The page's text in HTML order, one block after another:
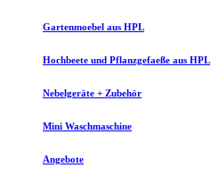
Gartenmoebel aus HPL
Hochbeete und Pflanzgefaeße aus HPL
Nebelgeräte + Zubehör
Mini Waschmaschine
Angebote